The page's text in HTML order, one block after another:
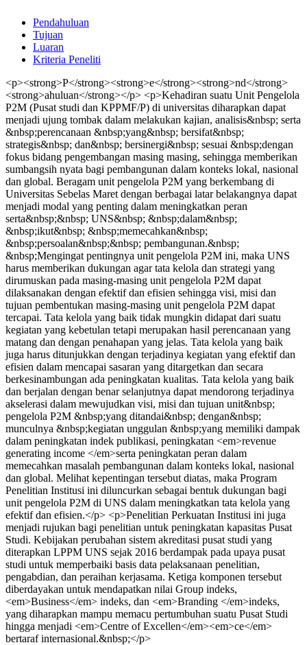
Pendahuluan
Tujuan
Luaran
Kriteria Peneliti
<p><strong>P</strong><strong>e</strong><strong>nd</strong>
<strong>ahuluan</strong></p> <p>Kehadiran suatu Unit Pengelola
P2M (Pusat studi dan KPPMF/P) di universitas diharapkan dapat
menjadi ujung tombak dalam melakukan kajian, analisis&nbsp; serta
&nbsp;perencanaan &nbsp;yang&nbsp; bersifat&nbsp;
strategis&nbsp; dan&nbsp; bersinergi&nbsp; sesuai &nbsp;dengan
fokus bidang pengembangan masing masing, sehingga memberikan
sumbangsih nyata bagi pembangunan dalam konteks lokal, nasional
dan global. Beragam unit pengelola P2M yang berkembang di
Universitas Sebelas Maret dengan berbagai latar belakangnya dapat
menjadi modal yang penting dalam meningkatkan peran
serta&nbsp;&nbsp; UNS&nbsp; &nbsp;dalam&nbsp;
&nbsp;ikut&nbsp; &nbsp;memecahkan&nbsp;
&nbsp;persoalan&nbsp;&nbsp; pembangunan.&nbsp;
&nbsp;Mengingat pentingnya unit pengelola P2M ini, maka UNS
harus memberikan dukungan agar tata kelola dan strategi yang
dirumuskan pada masing-masing unit pengelola P2M dapat
dilaksanakan dengan efektif dan efisien sehingga visi, misi dan
tujuan pembentukan masing-masing unit pengelola P2M dapat
tercapai. Tata kelola yang baik tidak mungkin didapat dari suatu
kegiatan yang kebetulan tetapi merupakan hasil perencanaan yang
matang dan dengan penahapan yang jelas. Tata kelola yang baik
juga harus ditunjukkan dengan terjadinya kegiatan yang efektif dan
efisien dalam mencapai sasaran yang ditargetkan dan secara
berkesinambungan ada peningkatan kualitas. Tata kelola yang baik
dan berjalan dengan benar selanjutnya dapat mendorong terjadinya
akselerasi dalam mewujudkan visi, misi dan tujuan unit&nbsp;
pengelola P2M &nbsp;yang ditandai&nbsp; dengan&nbsp;
munculnya &nbsp;kegiatan unggulan &nbsp;yang memiliki dampak
dalam peningkatan indek publikasi, peningkatan <em>revenue
generating income </em>serta peningkatan peran dalam
memecahkan masalah pembangunan dalam konteks lokal, nasional
dan global. Melihat kepentingan tersebut diatas, maka Program
Penelitian Institusi ini diluncurkan sebagai bentuk dukungan bagi
unit pengelola P2M di UNS dalam meningkatkan tata kelola yang
efektif dan efisien.</p> <p>Penelitian Perkuatan Institusi ini juga
menjadi rujukan bagi penelitian untuk peningkatan kapasitas Pusat
Studi. Kebijakan perubahan sistem akreditasi pusat studi yang
diterapkan LPPM UNS sejak 2016 berdampak pada upaya pusat
studi untuk memperbaiki basis data pelaksanaan penelitian,
pengabdian, dan peraihan kerjasama. Ketiga komponen tersebut
diberdayakan untuk mendapatkan nilai Group indeks,
<em>Business</em> indeks, dan <em>Branding </em>indeks,
yang diharapkan mampu memacu pertumbuhan suatu Pusat Studi
hingga menjadi <em>Centre of Excellen</em><em>ce</em>
bertaraf internasional.&nbsp;</p>